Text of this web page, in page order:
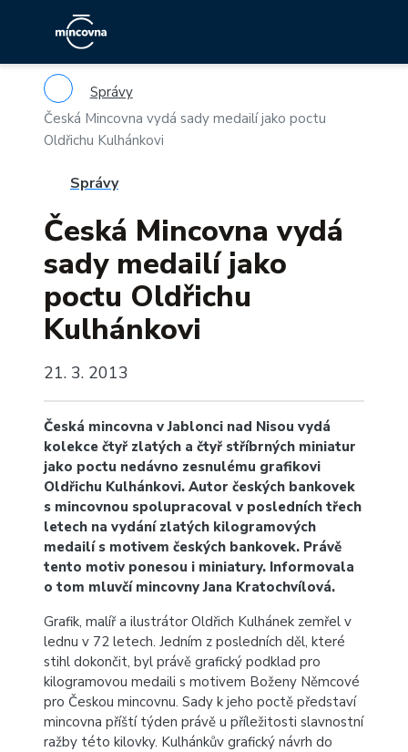
Správy
Česká Mincovna vydá sady medailí jako poctu
Oldřichu Kulhánkovi
Správy
Česká Mincovna vydá
sady medailí jako
poctu Oldřichu
Kulhánkovi
21. 3. 2013
Česká mincovna v Jablonci nad Nisou vydá
kolekce čtyř zlatých a čtyř stříbrných miniatur
jako poctu nedávno zesnulému grafikovi
Oldřichu Kulhánkovi. Autor českých bankovek
s mincovnou spolupracoval v posledních třech
letech na vydání zlatých kilogramových
medailí s motivem českých bankovek. Právě
tento motiv ponesou i miniatury. Informovala
o tom mluvčí mincovny Jana Kratochvílová.
Grafik, malíř a ilustrátor Oldřich Kulhánek zemřel v
lednu v 72 letech. Jedním z posledních děl, které
stihl dokončit, byl právě grafický podklad pro
kilogramovou medaili s motivem Boženy Němcové
pro Českou mincovnu. Sady k jeho poctě představí
mincovna příští týden právě u příležitosti slavnostní
ražby této kilovky. Kulhánkův grafický návrh do